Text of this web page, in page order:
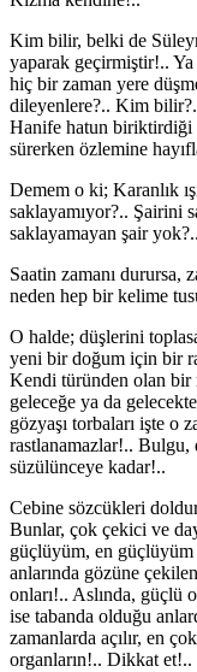
Kim bilir, belki de
yaparak geçirmiştir!.. Ya
hiç bir zaman yere
dileyenlere?.. Kim bilir?.
Hanife hatun biriktirdiği
sürerken özlemine
Demem o ki; Karanlık
saklayamıyor?.. Şairini
saklayamayan şair yok?..
Saatin zamanı durursa,
neden hep bir kelime
O halde; düşlerini
yeni bir doğum için bir
Kendi türünden olan bir
geleceğe ya da
gözyaşı torbaları işte o
rastlanamazlar!.. Bulgu,
süzülünceye kadar!..
Cebine sözcükleri
Bunlar, çok çekici ve
güçlüyüm, en
anlarında gözüne
onları!.. Aslında, güçlü
ise tabanda olduğu
zamanlarda açılır, en
organların!.. Dikkat et!..